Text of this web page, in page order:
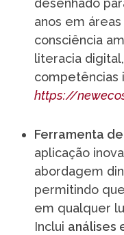
desenhado
anos em
consciência
literacia
competências
https://
Ferramenta
aplicação
abordagem
permitindo
em qualquer
Inclui análises